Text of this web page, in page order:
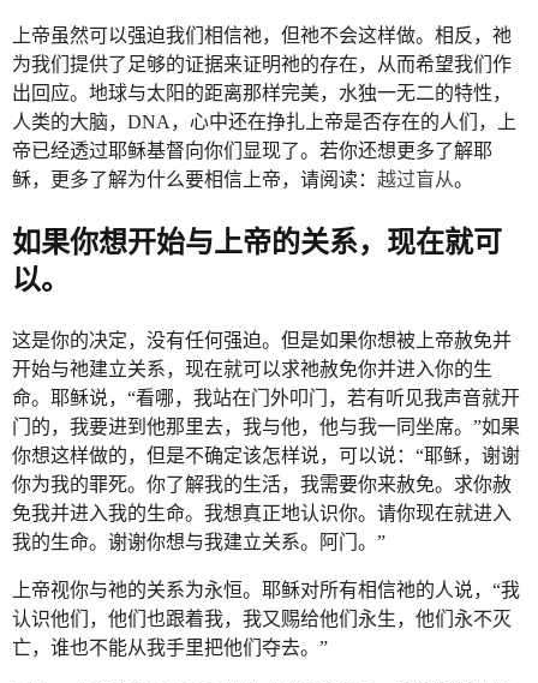
上帝虽然可以强迫我们相信祂，但祂不会这样做。相反，祂
为我们提供了足够的证据来证明祂的存在，从而希望我们作
出回应。地球与太阳的距离那样完美，水独一无二的特性，
人类的大脑，DNA，心中还在挣扎上帝是否存在的人们，上
帝已经透过耶稣基督向你们显现了。若你还想更多了解耶
稣，更多了解为什么要相信上帝，请阅读： 越过盲从。
如果你想开始与上帝的关系，现在就可
以。
这是你的决定，没有任何强迫。但是如果你想被上帝赦免并
开始与祂建立关系，现在就可以求祂赦免你并进入你的生
命。耶稣说，“看哪，我站在门外叩门，若有听见我声音就开
门的，我要进到他那里去，我与他，他与我一同坐席。”如果
你想这样做的，但是不确定该怎样说，可以说：“耶稣，谢谢
你为我的罪死。你了解我的生活，我需要你来赦免。求你赦
免我并进入我的生命。我想真正地认识你。请你现在就进入
我的生命。谢谢你想与我建立关系。阿门。”
上帝视你与祂的关系为永恒。耶稣对所有相信祂的人说，“我
认识他们，他们也跟着我，我又赐给他们永生，他们永不灭
亡，谁也不能从我手里把他们夺去。”